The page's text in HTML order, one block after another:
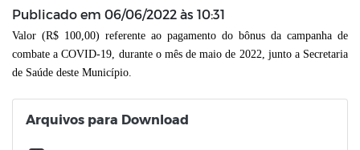
Publicado em 06/06/2022 às 10:31
Valor (R$ 100,00) referente ao pagamento do bônus da campanha de
combate a COVID-19, durante o mês de maio de 2022, junto a Secretaria
de Saúde deste Município.
Arquivos para Download